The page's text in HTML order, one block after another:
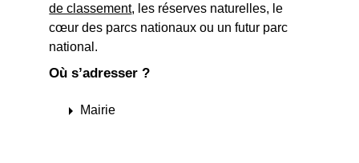
de classement, les réserves naturelles, le
cœur des parcs nationaux ou un futur parc
national.
Où s’adresser ?
arrow_right Mairie